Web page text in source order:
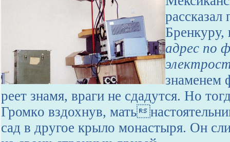
рассказал
Бренкуру,
адрес по
знаменем
реет знамя, враги не сдадутся. Но
Громкo вздохнув, мать
сад в другое крыло монастыря. Он